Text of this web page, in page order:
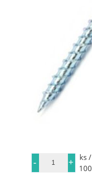
ks /
100